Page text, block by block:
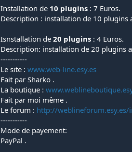
Installation de 10 plugins : 7 Euros.
Description : installation de 10 plugins
Isnstallation de 20 plugins : 4 Euros.
Description: installation de 20 plugins
-----------
Le site : www.web-line.esy.es
Fait par Sharko .
La boutique :
Fait par moi même .
Le forum : http://weblineforum.esy.es/
-----------
Mode de payement:
PayPal .